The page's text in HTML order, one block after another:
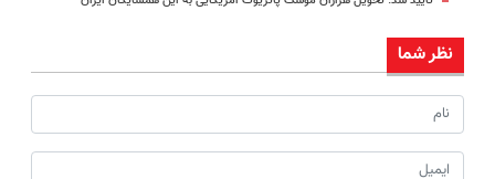
نظر شما